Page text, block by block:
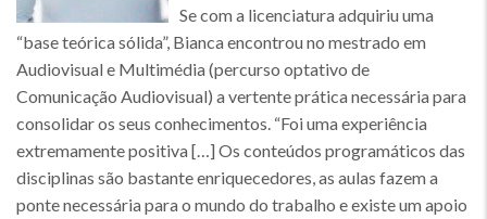
Se com a licenciatura adquiriu uma
“base teórica sólida”, Bianca encontrou no mestrado em
Audiovisual e Multimédia (percurso optativo de
Comunicação Audiovisual) a vertente prática necessária para
consolidar os seus conhecimentos. “Foi uma experiência
extremamente positiva […] Os conteúdos programáticos das
disciplinas são bastante enriquecedores, as aulas fazem a
ponte necessária para o mundo do trabalho e existe um apoio